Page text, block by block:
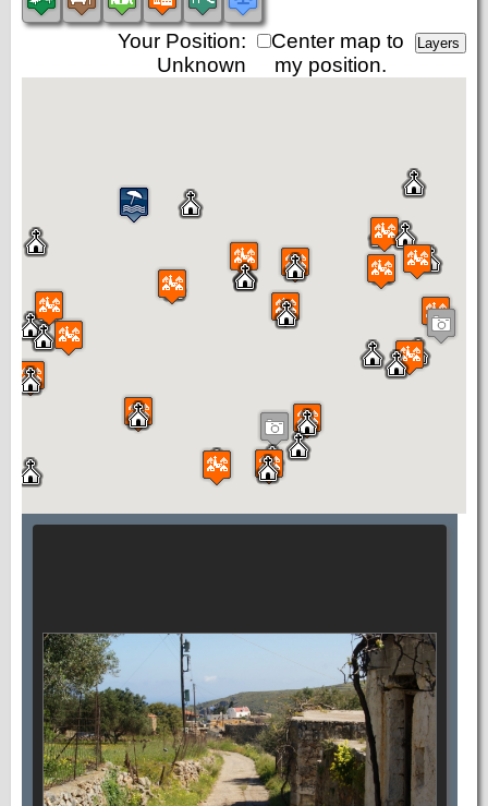
Center map to
my position.
Your Position:
Unknown